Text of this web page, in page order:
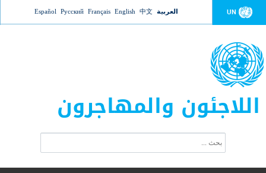
Jump to navigation UN العربية 中文
English
Français
Русский
Español
اللاجئون والمهاجرون
ت
ب